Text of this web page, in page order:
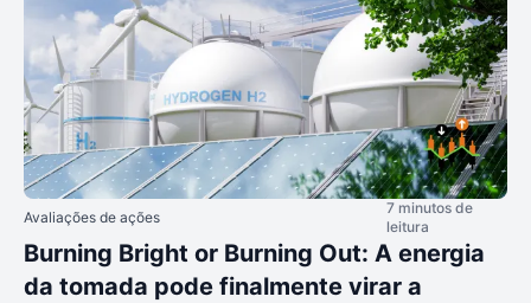
Avaliações de ações
7 minutos de
leitura
Burning Bright or Burning Out: A energia
da tomada pode finalmente virar a